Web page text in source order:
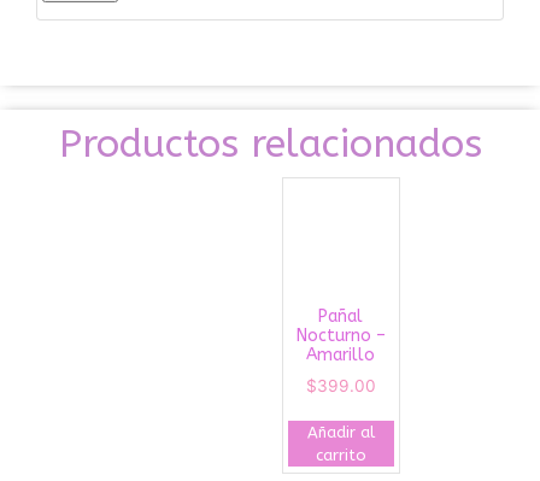
Productos relacionados
Pañal
Nocturno –
Amarillo
$399.00
Añadir al
carrito